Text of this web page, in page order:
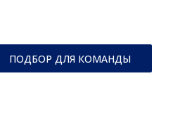
ПОДБОР ДЛЯ КОМАНДЫ